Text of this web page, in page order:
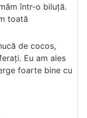
într-o biluță.
toată
de cocos,
Eu am ales
foarte bine cu